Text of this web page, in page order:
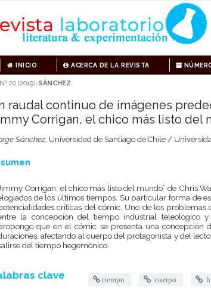
INICIO ACERCA DE LA REVISTA
Nº 20 (2019) | SÁNCHEZ
raudal continuo de imágenes
Corrigan, el chico más listo del
Sánchez, Universidad de Santiago de Chile /
Corrigan, el chico más listo del mundo” de Chris
de los últimos tiempos. Su particular forma de
críticas del cómic. Uno de los
la concepción del tiempo industrial teleológico
que en el cómic se presenta una
afectando al cuerpo del protagonista y del
del tiempo hegemónico.
clave tiempo cuerpo